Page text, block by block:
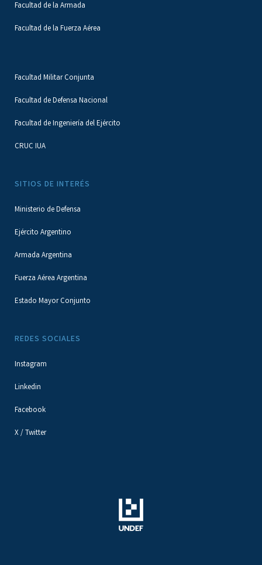
Facultad de la Armada
Facultad de la Fuerza Aérea
Facultad Militar Conjunta
Facultad de Defensa Nacional
Facultad de Ingeniería del Ejército
CRUC IUA
SITIOS DE INTERÉS
Ministerio de Defensa
Ejército Argentino
Armada Argentina
Fuerza Aérea Argentina
Estado Mayor Conjunto
REDES SOCIALES
Instagram
Linkedin
Facebook
X / Twitter